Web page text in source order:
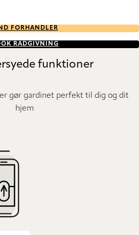
FORHANDLER
RÅDGIVNING
funktioner
gør gardinet perfekt til dig og dit
hjem